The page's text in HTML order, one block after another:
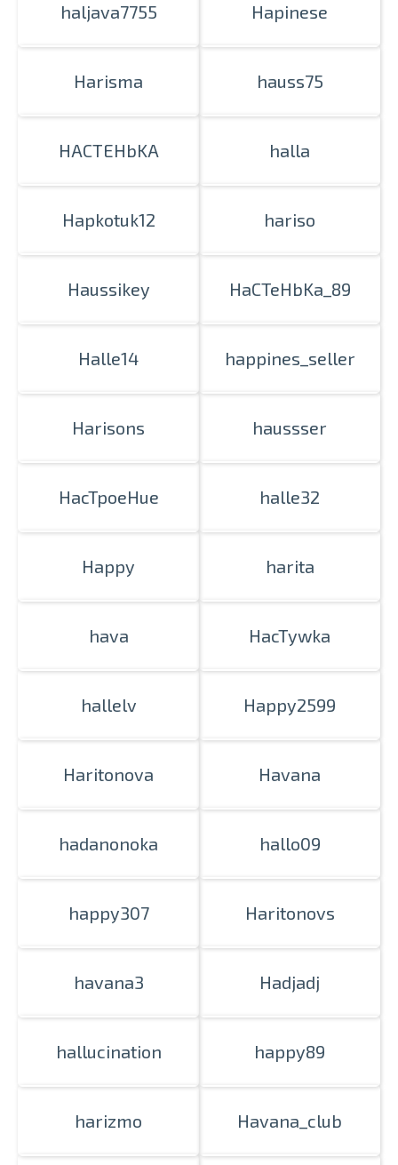
haljava7755 Hapinese
Harisma hauss75
HACTEHbKA halla
Hapkotuk12 hariso
Haussikey HaCTeHbKa_89
Halle14 happines_seller
Harisons haussser
HacTpoeHue halle32
Happy harita
hava HacTywka
hallelv Happy2599
Haritonova Havana
hadanonoka hallo09
happy307 Haritonovs
havana3 Hadjadj
hallucination happy89
harizmo Havana_club